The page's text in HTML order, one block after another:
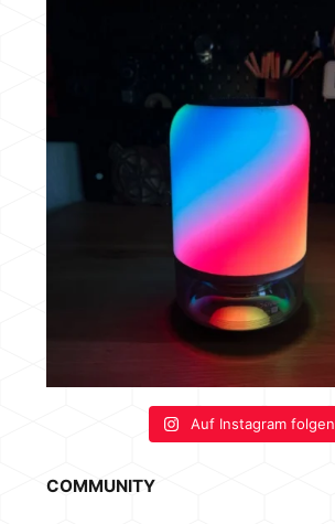
Auf Instagram folgen
COMMUNITY